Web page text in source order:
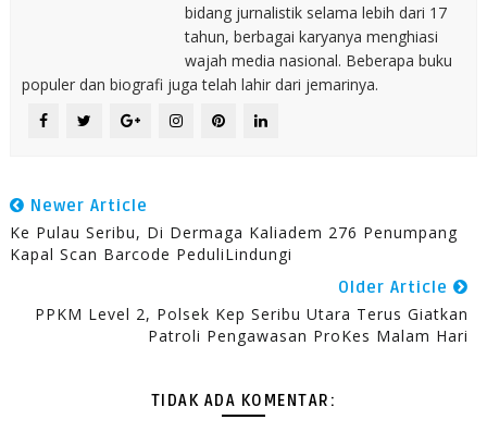
bidang jurnalistik selama lebih dari 17
tahun, berbagai karyanya menghiasi
wajah media nasional. Beberapa buku
populer dan biografi juga telah lahir dari jemarinya.
Newer Article
Ke Pulau Seribu, Di Dermaga Kaliadem 276 Penumpang
Kapal Scan Barcode PeduliLindungi
Older Article
PPKM Level 2, Polsek Kep Seribu Utara Terus Giatkan
Patroli Pengawasan ProKes Malam Hari
TIDAK ADA KOMENTAR: